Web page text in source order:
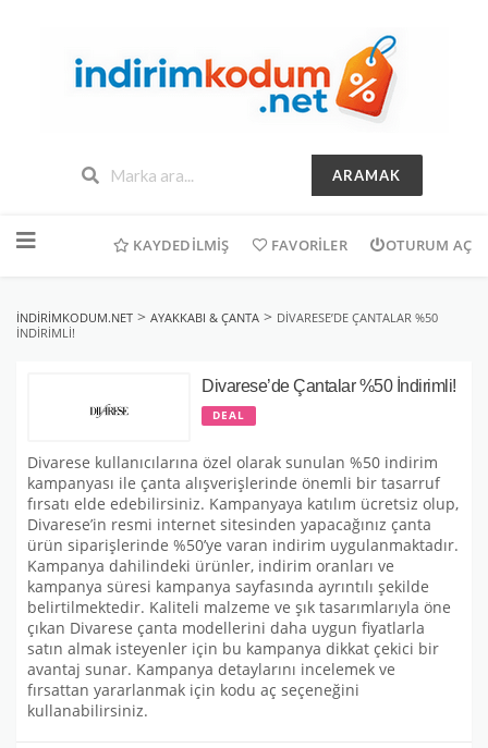
ARAMAK
geç
KAYDEDILMIŞ FAVORILER OTURUM AÇ
INDIRIMKODUM.NET > AYAKKABI & ÇANTA > DIVARESE’DE ÇANTALAR %50
İNDIRIMLI!
Divarese’de Çantalar %50 İndirimli!
DEAL
Divarese kullanıcılarına özel olarak sunulan %50 indirim
kampanyası ile çanta alışverişlerinde önemli bir tasarruf
fırsatı elde edebilirsiniz. Kampanyaya katılım ücretsiz olup,
Divarese’in resmi internet sitesinden yapacağınız çanta
ürün siparişlerinde %50’ye varan indirim uygulanmaktadır.
Kampanya dahilindeki ürünler, indirim oranları ve
kampanya süresi kampanya sayfasında ayrıntılı şekilde
belirtilmektedir. Kaliteli malzeme ve şık tasarımlarıyla öne
çıkan Divarese çanta modellerini daha uygun fiyatlarla
satın almak isteyenler için bu kampanya dikkat çekici bir
avantaj sunar. Kampanya detaylarını incelemek ve
fırsattan yararlanmak için kodu aç seçeneğini
kullanabilirsiniz.